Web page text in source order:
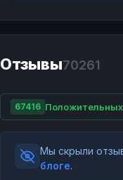
Отзывы70261
67416 Положительных
Мы скрыли
блоге.